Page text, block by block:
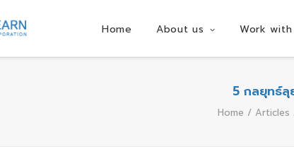
Home About us Work with
5 กลยุทธ์ลุ
Home Articles